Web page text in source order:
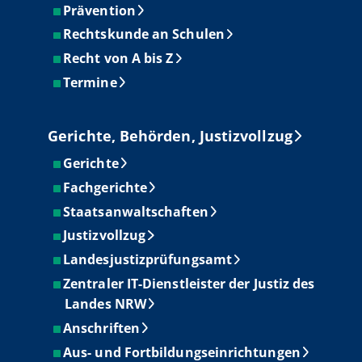
Prävention
Rechtskunde an Schulen
Recht von A bis Z
Termine
Gerichte, Behörden, Justizvollzug
Gerichte
Fachgerichte
Staatsanwaltschaften
Justizvollzug
Landesjustizprüfungsamt
Zentraler IT-Dienstleister der Justiz des
Landes NRW
Anschriften
Aus- und Fortbildungseinrichtungen